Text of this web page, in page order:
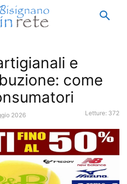
e
come
2026 Letture: 372